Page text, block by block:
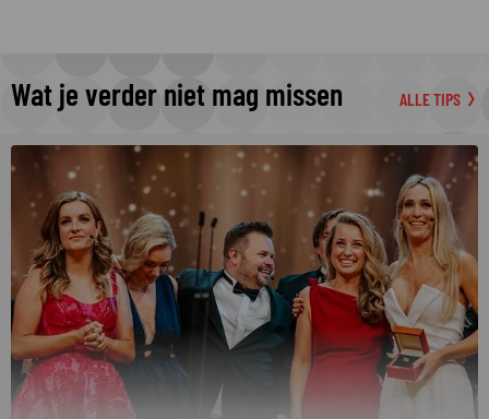
Wat je verder niet mag missen ALLE TIPS